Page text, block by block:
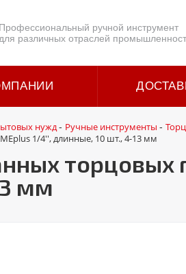
Профессиональный ручной инструмент
для различных отраслей
нужд- Ручные инструменты -
1/4'', длинные, 10 шт., 4-13 мм
торцовых
мм